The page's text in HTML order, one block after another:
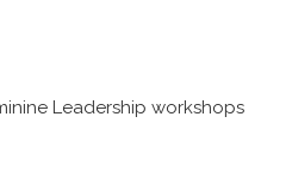
Leadership workshops